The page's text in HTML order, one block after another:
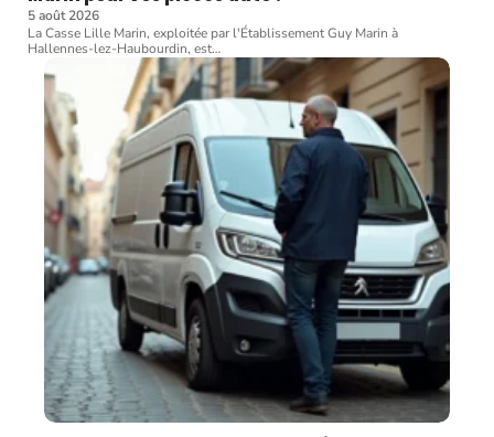
5 août 2026
La Casse Lille Marin, exploitée par l'Établissement Guy Marin à
Hallennes-lez-Haubourdin, est…